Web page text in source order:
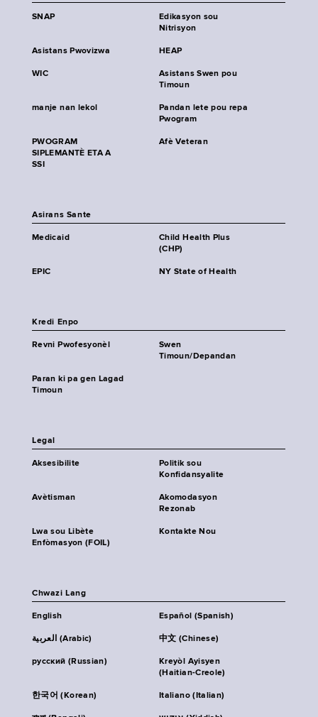
SNAP
Edikasyon sou
Nitrisyon
Asistans Pwovizwa HEAP
WIC
Asistans Swen pou
Timoun
manje nan lekol
Pandan lete pou repa
Pwogram
PWOGRAM
SIPLEMANTÈ ETA A
SSI
Afè Veteran
Asirans Sante
Medicaid
Child Health Plus
(CHP)
EPIC NY State of Health
Kredi Enpo
Revni Pwofesyonèl
Swen
Timoun/Depandan
Paran ki pa gen Lagad
Timoun
Legal
Aksesibilite
Politik sou
Konfidansyalite
Avètisman
Akomodasyon
Rezonab
Lwa sou Libète
Enfòmasyon (FOIL)
Kontakte Nou
Chwazi Lang
English Español (Spanish)
العربية (Arabic) 中文 (Chinese)
русский (Russian)
Kreyòl Ayisyen
(Haitian-Creole)
한국어 (Korean) Italiano (Italian)